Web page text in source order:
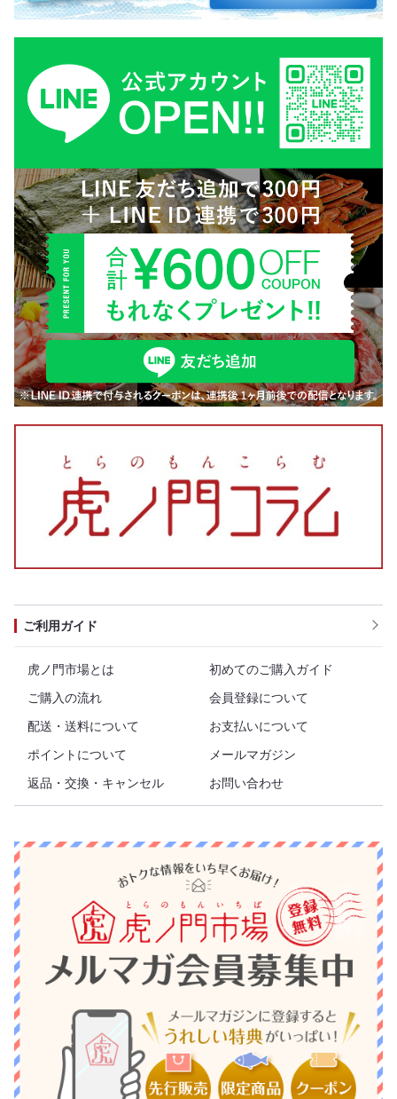
ご利用ガイド
虎ノ門市場とは
初めてのご購入ガイド
ご購入の流れ
会員登録について
配送・送料について
お支払いについて
ポイントについて
メールマガジン
返品・交換・キャンセル
お問い合わせ